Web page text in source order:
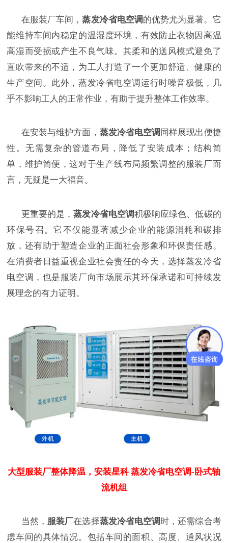
在服装厂车间，蒸发冷省电空调的优势尤为显著。它
能维持车间内稳定的温湿度环境，有效防止衣物因高温
高湿而受损或产生不良气味。其柔和的送风模式避免了
直吹带来的不适，为工人打造了一个更加舒适、健康的
生产空间。此外，蒸发冷省电空调运行时噪音极低，几
乎不影响工人的正常作业，有助于提升整体工作效率。
在安装与维护方面， 蒸发冷省电空调 同样展现出便捷
性。无需复杂的管道布局，降低了安装成本；结构简
单，维护简便，这对于生产线布局频繁调整的服装厂而
言，无疑是一大福音。
更重要的是，蒸发冷省电空调积极响应绿色、低碳的
环保号召。它不仅能显著减少企业的能源消耗和碳排
放，还有助于塑造企业的正面社会形象和环保责任感。
在消费者日益重视企业社会责任的今天，选择蒸发冷省
电空调，也是服装厂向市场展示其环保承诺和可持续发
展理念的有力证明。
大型服装厂整体降温，安装星科 蒸发冷省电空调-卧式轴
流机组
当然， 服装厂在选择蒸发冷省电空调时，还需综合考
虑车间的具体情况。包括车间的面积、高度、通风状况